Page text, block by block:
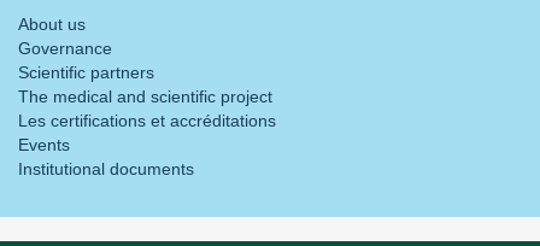
About us
Governance
Scientific partners
The medical and scientific project
Les certifications et accréditations
Events
Institutional documents